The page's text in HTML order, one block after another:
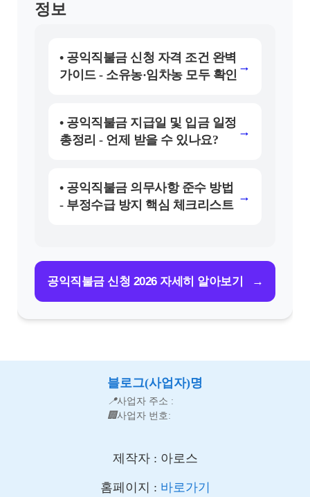
정보
• 공익직불금 신청 자격 조건 완벽
가이드 - 소유농·임차농 모두 확인
→
• 공익직불금 지급일 및 입금 일정
총정리 - 언제 받을 수 있나요?
→
• 공익직불금 의무사항 준수 방법
- 부정수급 방지 핵심 체크리스트
→
공익직불금 신청 2026 자세히 알아보기 →
블로그(사업자)명
📍사업자 주소 :
🏢사업자 번호:
제작자 : 아로스
홈페이지 : 바로가기